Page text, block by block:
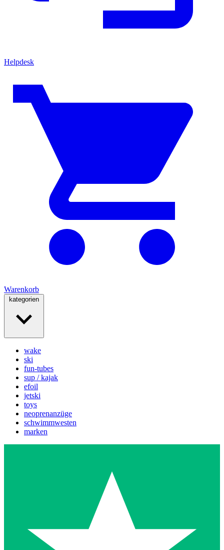
Helpdesk
Warenkorb
kategorien
wake
ski
fun-tubes
sup / kajak
efoil
jetski
toys
neoprenanzüge
schwimmwesten
marken